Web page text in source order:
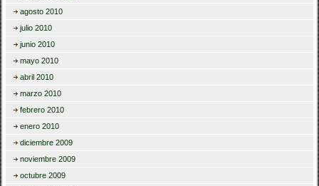
agosto 2010
julio 2010
junio 2010
mayo 2010
abril 2010
marzo 2010
febrero 2010
enero 2010
diciembre 2009
noviembre 2009
octubre 2009